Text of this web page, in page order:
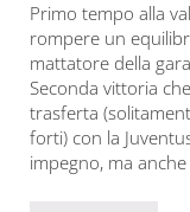
Primo tempo alla
rompere un
mattatore della
Seconda vittoria
trasferta
forti) con la
impegno, ma